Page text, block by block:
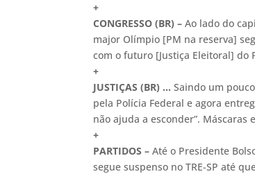
+
CONGRESSO (BR) –Ao lado do
major Olímpio [PM na reserva]
com o futuro [Justiça Eleitoral] do
+
JUSTIÇAS (BR) …Saindo um
pela Polícia Federal e agora
não ajuda a esconder”. Máscaras
+
PARTIDOS –Até o Presidente
segue suspenso no TRE-SP até